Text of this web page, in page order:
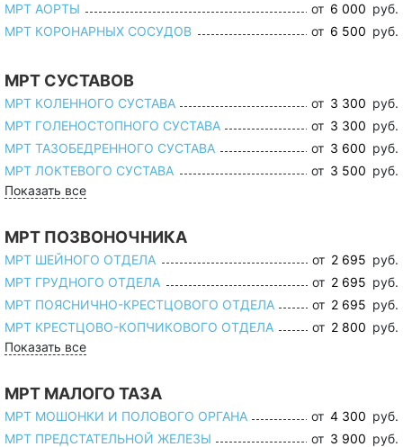
МРТ АОРТЫ
от 6 000 руб.
МРТ КОРОНАРНЫХ СОСУДОВ
от 6 500 руб.
МРТ СУСТАВОВ
МРТ КОЛЕННОГО СУСТАВА от 3 300 руб.
МРТ ГОЛЕНОСТОПНОГО СУСТАВА
от 3 300 руб.
МРТ ТАЗОБЕДРЕННОГО СУСТАВА
от 3 600 руб.
МРТ ЛОКТЕВОГО СУСТАВА
от 3 500 руб.
Показать все
МРТ ПОЗВОНОЧНИКА
МРТ ШЕЙНОГО ОТДЕЛА от 2 695 руб.
МРТ ГРУДНОГО ОТДЕЛА
от 2 695 руб.
МРТ ПОЯСНИЧНО-КРЕСТЦОВОГО ОТДЕЛА
от 2 695 руб.
МРТ КРЕСТЦОВО-КОПЧИКОВОГО ОТДЕЛА
от 2 800 руб.
Показать все
МРТ МАЛОГО ТАЗА
МРТ МОШОНКИ И ПОЛОВОГО ОРГАНА от 4 300 руб.
МРТ ПРЕДСТАТЕЛЬНОЙ ЖЕЛЕЗЫ
от 3 900 руб.